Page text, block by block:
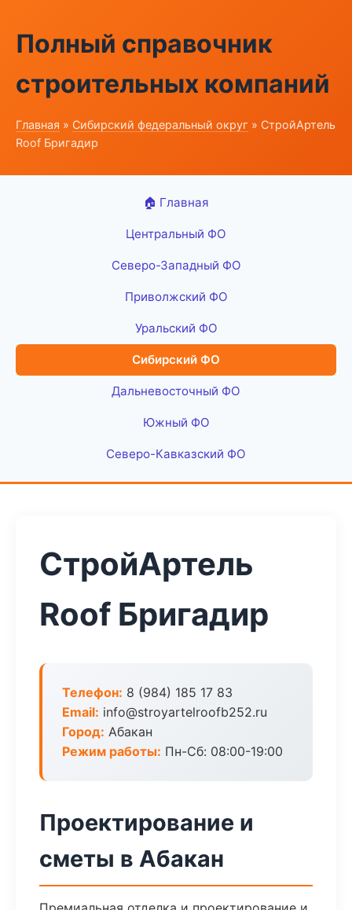
Полный справочник
строительных компаний
Главная » Сибирский федеральный округ » СтройАртель
Roof Бригадир
🏠 Главная
Центральный ФО
Северо-Западный ФО
Приволжский ФО
Уральский ФО
Сибирский ФО
Дальневосточный ФО
Южный ФО
Северо-Кавказский ФО
СтройАртель
Roof Бригадир
Телефон: 8 (984) 185 17 83
Email: info@stroyartelroofb252.ru
Город: Абакан
Режим работы: Пн-Сб: 08:00-19:00
Проектирование и
сметы в Абакан